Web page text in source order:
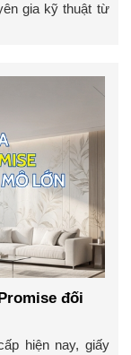
gia kỹ thuật từ
đối
hiện nay, giấy